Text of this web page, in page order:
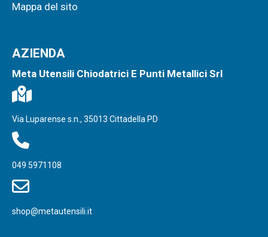
Mappa del sito
AZIENDA
Meta Utensili Chiodatrici E Punti Metallici Srl
Via Luparense s.n., 35013 Cittadella PD
049 5971108
shop@metautensili.it